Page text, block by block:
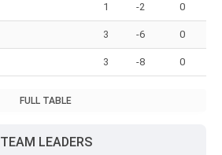
1 -2 0
3 -6 0
3 -8 0
FULL TABLE
TEAM LEADERS